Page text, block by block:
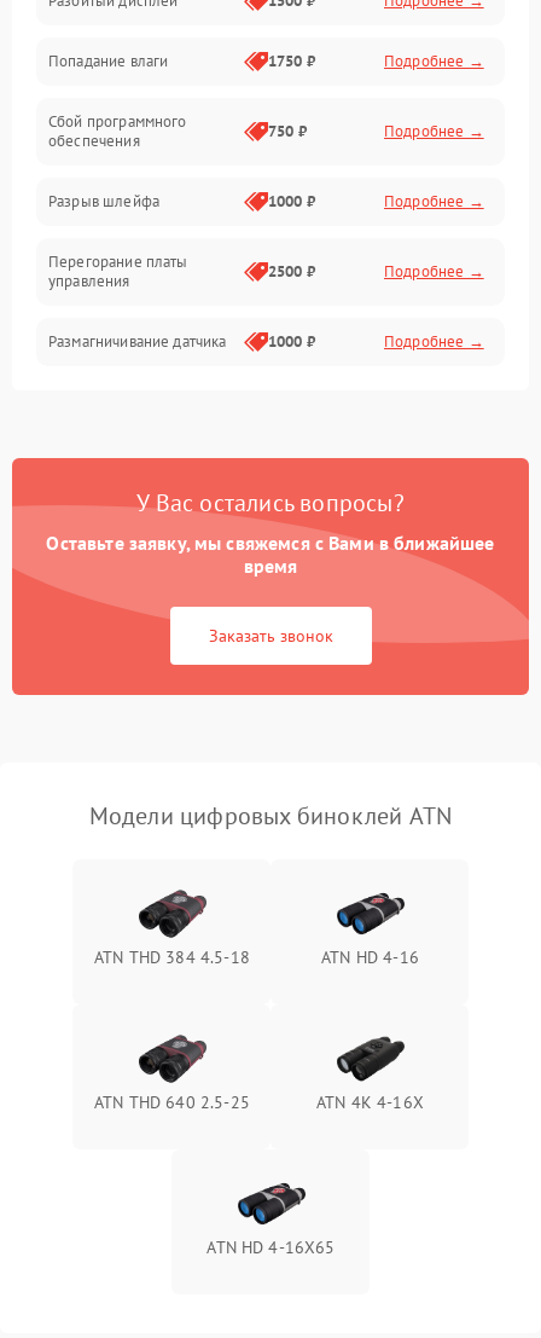
Механика
Управление
Электропитание
Попадание влаги 1750 ₽ Подробнее →
Сбой программного
обеспечения
750 ₽ Подробнее →
Разрыв шлейфа 1000 ₽ Подробнее →
Перегорание платы
управления
2500 ₽ Подробнее →
Размагничивание датчика 1000 ₽ Подробнее →
цветов дисплея
Подробнее →
коркое время
1000 ₽ Подробнее →
1500 ₽ Подробнее →
У Вас остались вопросы?
Оставьте заявку, мы свяжемся с Вами в ближайшее
время
Заказать звонок
Модели цифровых биноклей ATN
ATN THD 384 4.5-18 ATN HD 4-16
ATN THD 640 2.5-25 ATN 4K 4-16X
ATN HD 4-16X65